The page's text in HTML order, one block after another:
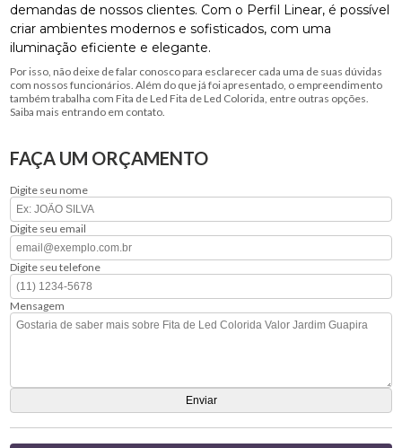
demandas de nossos clientes. Com o Perfil Linear, é possível
criar ambientes modernos e sofisticados, com uma
iluminação eficiente e elegante.
Por isso, não deixe de falar conosco para esclarecer cada uma de suas dúvidas
com nossos funcionários. Além do que já foi apresentado, o empreendimento
também trabalha com Fita de Led Fita de Led Colorida, entre outras opções.
Saiba mais entrando em contato.
FAÇA UM ORÇAMENTO
Digite seu nome
Digite seu email
Digite seu telefone
Mensagem